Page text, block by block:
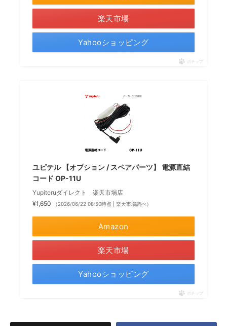
楽天市場
Yahooショッピング
ポチップ
ユピテル 【オプション / スペアパーツ】 電源直結
コード OP-11U
Yupiteruダイレクト 楽天市場店
¥1,650
（2026/06/22 08:50時点 | 楽天市場調べ）
Amazon
楽天市場
Yahooショッピング
ポチップ